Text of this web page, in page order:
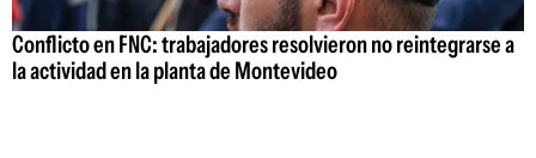
Conflicto en FNC: trabajadores resolvieron no reintegrarse a
la actividad en la planta de Montevideo